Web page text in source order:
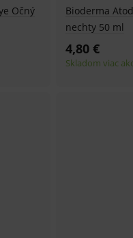
Očný
Bioderma
nechty 50 ml
4,80 €
Skladom viac
relací uživatelů
zapamatování
aby banner cookie